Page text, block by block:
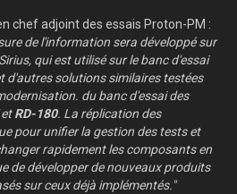
chef adjoint des essais Proton-PM :
de l'information sera développé sur
qui est utilisé sur le banc d'essai
d'autres solutions similaires testées
du banc d'essai des
RD-180. La réplication des
pour unifier la gestion des tests et
rapidement les composants en
de développer de nouveaux produits
sur ceux déjà implémentés."